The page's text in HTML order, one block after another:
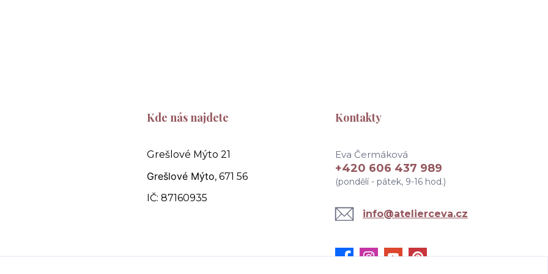
Kde nás najdete
Grešlové Mýto 21
Grešlové Mýto, 671 56
IČ: 87160935
Kontakty
Eva Čermáková
+420 606 437 989
(pondělí - pátek, 9-16 hod.)
info@atelierceva.cz